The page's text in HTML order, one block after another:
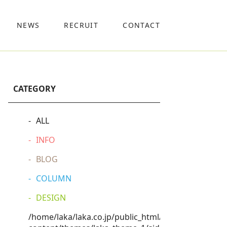
NEWS RECRUIT CONTACT
CATEGORY
ALL
INFO
BLOG
COLUMN
DESIGN
/home/laka/laka.co.jp/public_html/wp-